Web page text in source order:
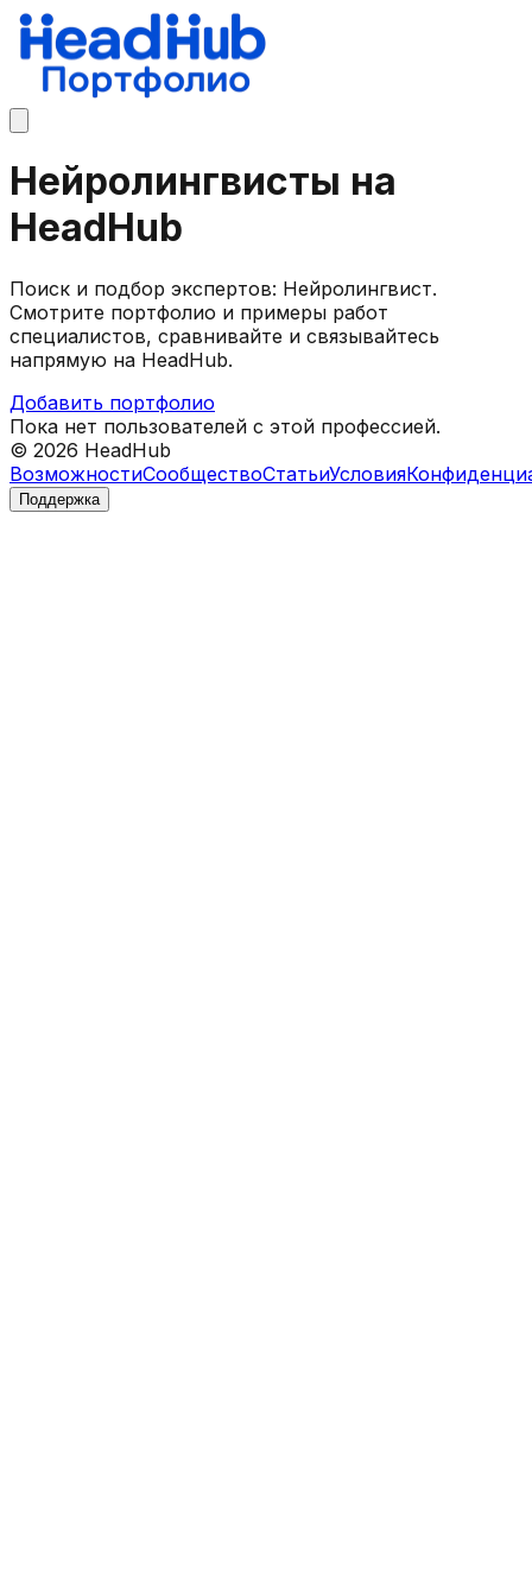
Нейролингвисты на
HeadHub
Поиск и подбор экспертов: Нейролингвист.
Смотрите портфолио и примеры работ
специалистов, сравнивайте и связывайтесь
напрямую на HeadHub.
Добавить портфолио
Пока нет пользователей с этой профессией.
© 2026 HeadHub
ВозможностиСообществоСтатьиУсловия
Поддержка